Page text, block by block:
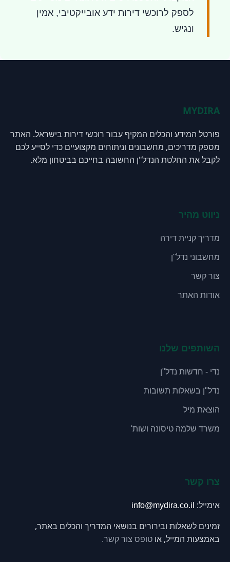
לספק לרוכשי דירות ידע אובייקטיבי, אמין
ונגיש.
MYDIRA
פורטל המידע והכלים המקיף עבור רוכשי דירות בישראל. האתר
מספק מדריכים, מחשבונים וניתוחים מקצועיים כדי לסייע לכם
לקבל את החלטת הנדל"ן החשובה בחייכם בביטחון מלא.
ניווט מהיר
מדריך קניית דירה
מחשבוני נדל"ן
צור קשר
אודות האתר
השותפים שלנו
נדי - חדשות נדל"ן
נדל"ן בשאלות תשובות
הוצאת מיל
משרד שלמה טיסונה ושות'
צרו קשר
אימייל: info@mydira.co.il
זמינים לשאלות ובירורים בנושאי המדריך והכלים באתר,
באמצעות המייל, או טופס צור קשר.